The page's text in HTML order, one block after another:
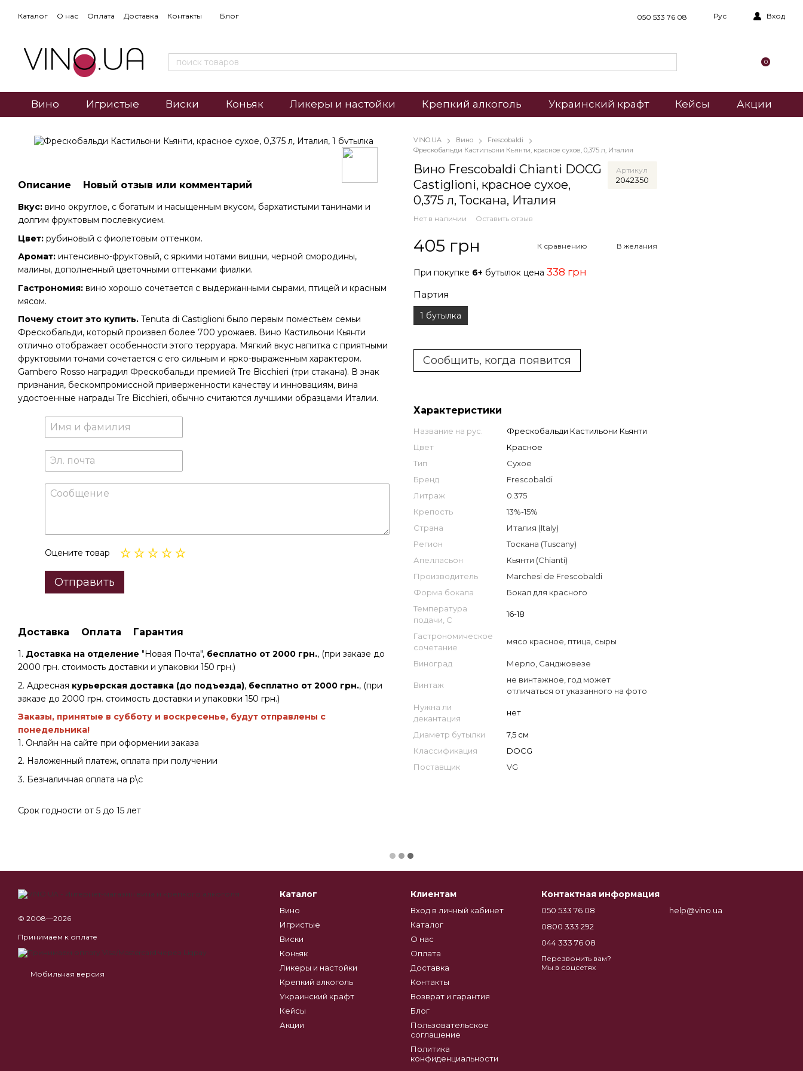
Каталог О нас Оплата Доставка Контакты Блог 050 533 76 08 Рус Вход
0
Вино Игристые Виски Коньяк Ликеры и настойки Крепкий алкоголь Украинский крафт Кейсы Акции
Описание Новый отзыв или комментарий
Вкус: вино округлое, с богатым и насыщенным вкусом, бархатистыми танинами и
долгим фруктовым послевкусием.
Цвет: рубиновый с фиолетовым оттенком.
Аромат: интенсивно-фруктовый, с яркими нотами вишни, черной смородины,
малины, дополненный цветочными оттенками фиалки.
Гастрономия: вино хорошо сочетается с выдержанными сырами, птицей и красным
мясом.
Почему стоит это купить. Tenuta di Castiglioni было первым поместьем семьи
Фрескобальди, который произвел более 700 урожаев. Вино Кастильони Кьянти
отлично отображает особенности этого терруара. Мягкий вкус напитка с приятными
фруктовыми тонами сочетается с его сильным и ярко-выраженным характером.
Gambero Rosso наградил Фрескобальди премией Tre Bicchieri (три стакана). В знак
признания, бескомпромиссной приверженности качеству и инновациям, вина
удостоенные награды Tre Bicchieri, обычно считаются лучшими образцами Италии.
Оцените товар
Отправить
Доставка Оплата Гарантия
1. Доставка на отделение "Новая Почта", бесплатно от 2000 грн., (при заказе до
2000 грн. стоимость доставки и упаковки 150 грн.)
2. Адресная курьерская доставка (до подъезда), бесплатно от 2000 грн., (при
заказе до 2000 грн. стоимость доставки и упаковки 150 грн.)
Заказы, принятые в субботу и воскресенье, будут отправлены с
понедельника!
1. Онлайн на сайте при оформении заказа
2. Наложенный платеж, оплата при получении
3. Безналичная оплата на р\с
Срок годности от 5 до 15 лет
VINO.UA Вино
Frescobaldi
Фрескобальди Кастильони Кьянти, красное сухое, 0,375 л, Италия
Вино Frescobaldi Chianti DOCG
Castiglioni, красное сухое,
0,375 л, Тоскана, Италия
Артикул
2042350
Нет в наличии Оставить отзыв
405 грн К сравнению В желания
При покупке 6+ бутылок цена 338 грн
Партия
1 бутылка
Сообщить, когда появится
Характеристики
Название на рус.
Фрескобальди Кастильони Кьянти
Цвет
Красное
Тип
Сухое
Бренд
Frescobaldi
Литраж
0.375
Крепость
13%-15%
Страна
Италия (Italy)
Регион
Тоскана (Tuscany)
Апелласьон
Кьянти (Chianti)
Производитель
Marchesi de Frescobaldi
Форма бокала
Бокал для красного
Температура
подачи, С
16-18
Гастрономическое
сочетание
мясо красное птица сыры
Виноград Мерло Санджовезе
Винтаж
не винтажное, год может
отличаться от указанного на фото
Нужна ли
декантация
нет
Диаметр бутылки
7,5 см
Классификация
DOCG
Поставщик
VG
© 2008—2026
Принимаем к оплате
Мобильная версия
Каталог
Вино
Игристые
Виски
Коньяк
Ликеры и настойки
Крепкий алкоголь
Украинский крафт
Кейсы
Акции
Клиентам
Вход в личный кабинет
Каталог
О нас
Оплата
Доставка
Контакты
Возврат и гарантия
Блог
Пользовательское
соглашение
Политика
конфиденциальности
Контактная информация
050 533 76 08
0800 333 292
044 333 76 08
Перезвонить вам?
help@vino.ua
Мы в соцсетях